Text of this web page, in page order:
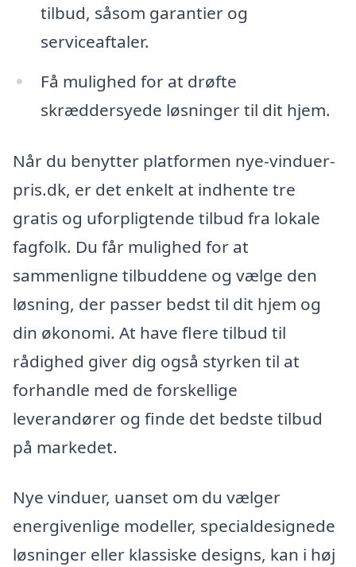
tilbud, såsom garantier og
serviceaftaler.
Få mulighed for at drøfte
skræddersyede løsninger til dit hjem.
Når du benytter platformen nye-vinduer-
pris.dk, er det enkelt at indhente tre
gratis og uforpligtende tilbud fra lokale
fagfolk. Du får mulighed for at
sammenligne tilbuddene og vælge den
løsning, der passer bedst til dit hjem og
din økonomi. At have flere tilbud til
rådighed giver dig også styrken til at
forhandle med de forskellige
leverandører og finde det bedste tilbud
på markedet.
Nye vinduer, uanset om du vælger
energivenlige modeller, specialdesignede
løsninger eller klassiske designs, kan i høj